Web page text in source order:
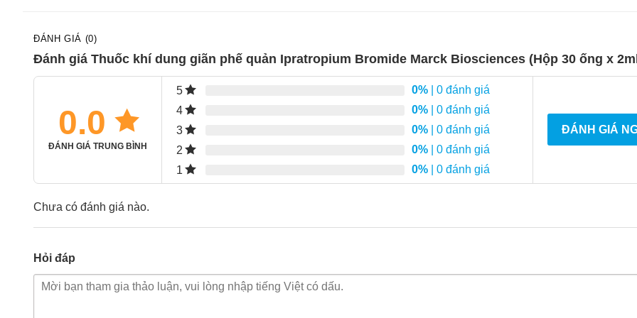
ĐÁNH GIÁ (0)
Đánh giá Thuốc khí dung giãn phế quản Ipratropium Bromide Marck Biosciences (Hộp 30 ống x
0.0
ĐÁNH GIÁ TRUNG BÌNH
5 0% | 0 đánh giá
4
0% | 0 đánh giá
3
0% | 0 đánh giá
2
0% | 0 đánh giá
1
0% | 0 đánh giá
ĐÁNH GIÁ
Chưa có đánh giá nào.
Hỏi đáp